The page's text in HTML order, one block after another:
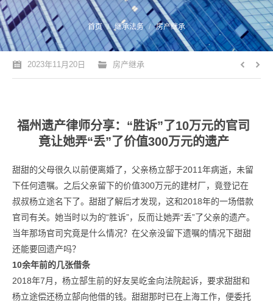
您的位置： 首页 继承法务 房产继承
2023年11月20日 房产继承
福州遗产律师分享：“胜诉”了10万元的官司
竟让她弄“丢”了价值300万元的遗产
甜甜的父母很久以前便离婚了，父亲杨立郜于2011年病逝，未留
下任何遗嘱。之后父亲留下的价值300万元的建材厂，竟登记在
叔叔杨立途名下了。甜甜了解后才发现，这和2018年的一场借款
官司有关。她当时以为的“胜诉”，反而让她弄“丢”了父亲的遗产。
当年那场官司究竟是什么情况？在父亲没留下遗嘱的情况下甜甜
还能要回遗产吗？
10余年前的几张借条
2018年7月，杨立郜生前的好友吴屹金向法院起诉，要求甜甜和
杨立途偿还杨立郜向他借的钱。甜甜那时已在上海工作，便委托